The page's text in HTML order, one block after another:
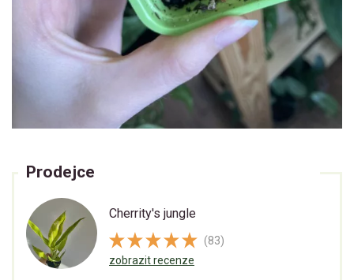
Prodejce
Cherrity's jungle
(83)
zobrazit recenze